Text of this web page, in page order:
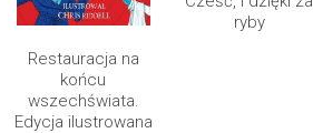
Restauracja na
końcu
wszechświata.
Edycja ilustrowana
ryby